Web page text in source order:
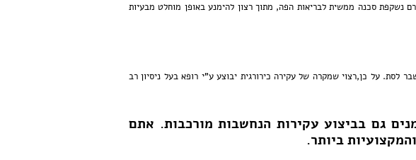
נשקפת סכנה ממשית לבריאות הפה, מתוך רצון להימנע באופן מוחלט מבעיות
לסת. על כן,רצוי שמקרה של עקירה כירורגית יבוצע ע"י רופא בעל ניסיון רב
גם בביצוע עקירות הנחשבות מורכבות. אתם
ביותר.